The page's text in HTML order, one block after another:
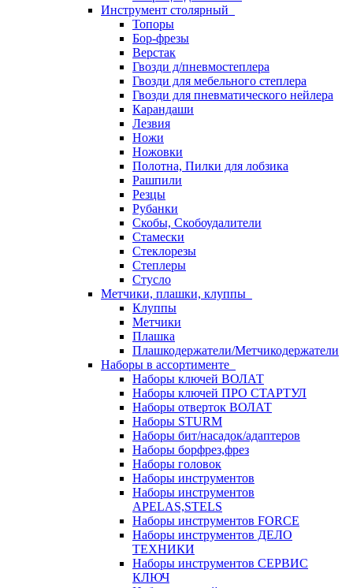
Инструмент столярный
Топоры
Бор-фрезы
Верстак
Гвозди д/пневмостеплера
Гвозди для мебельного степлера
Гвозди для пневматического нейлера
Карандаши
Лезвия
Ножи
Ножовки
Полотна, Пилки для лобзика
Рашпили
Резцы
Рубанки
Скобы, Скобоудалители
Стамески
Стеклорезы
Степлеры
Стусло
Метчики, плашки, клуппы
Клуппы
Метчики
Плашка
Плашкодержатели/Метчикодержатели
Наборы в ассортименте
Наборы ключей ВОЛАТ
Наборы ключей ПРО СТАРТУЛ
Наборы отверток ВОЛАТ
Наборы STURM
Наборы бит/насадок/адаптеров
Наборы борфрез,фрез
Наборы головок
Наборы инструментов
Наборы инструментов
APELAS,STELS
Наборы инструментов FORCE
Наборы инструментов ДЕЛО
ТЕХНИКИ
Наборы инструментов СЕРВИС
КЛЮЧ